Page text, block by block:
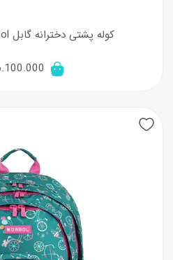
کوله پشتی دخترانه گابل Gabol مدل Fantasy